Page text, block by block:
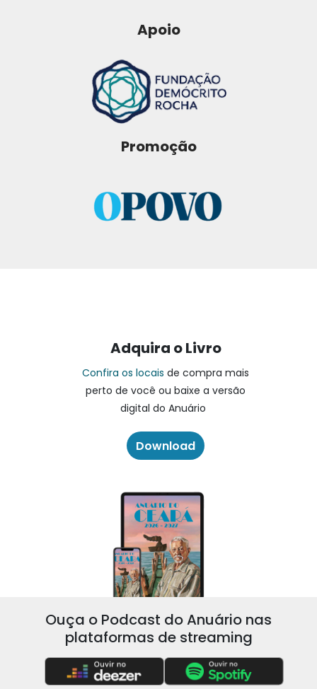
Apoio
Promoção
Adquira o Livro
Confira os locais de compra mais
perto de você ou baixe a versão
digital do Anuário
Download
Ouça o Podcast do Anuário nas
plataformas de streaming